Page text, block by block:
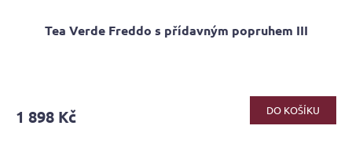
Tea Verde Freddo s přídavným popruhem III
1 898 Kč DO KOŠÍKU